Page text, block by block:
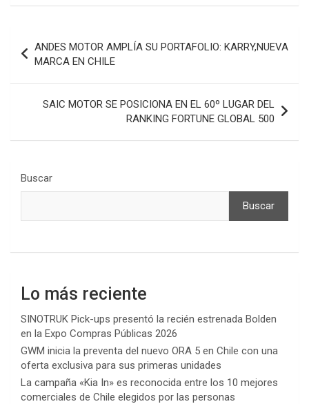
de
entradas
ANDES MOTOR AMPLÍA SU PORTAFOLIO: KARRY,NUEVA
MARCA EN CHILE
SAIC MOTOR SE POSICIONA EN EL 60º LUGAR DEL
RANKING FORTUNE GLOBAL 500
Buscar
Buscar
Lo más reciente
SINOTRUK Pick-ups presentó la recién estrenada Bolden
en la Expo Compras Públicas 2026
GWM inicia la preventa del nuevo ORA 5 en Chile con una
oferta exclusiva para sus primeras unidades
La campaña «Kia In» es reconocida entre los 10 mejores
comerciales de Chile elegidos por las personas